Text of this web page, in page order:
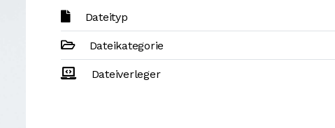
Dateityp
Dateikategorie
Dateiverleger